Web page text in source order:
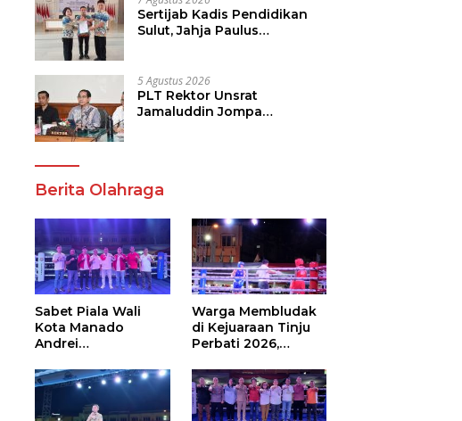
Sertijab Kadis Pendidikan
Sulut, Jahja Paulus
Pendidikan
5 Agustus 2026
PLT Rektor Unsrat
Jamaluddin Jompa
Berita Olahraga
Sabet Piala Wali
Kota Manado
Andrei
Boxing Camp Juara
Umum Tinju Perbati
2026
Warga Membludak
di Kejuaraan Tinju
Perbati 2026,
Piala Wali Kota